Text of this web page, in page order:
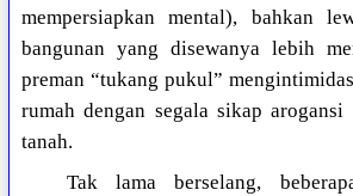
mempersiapkan mental), bahkan
bangunan yang disewanya lebih
preman “tukang pukul”
rumah dengan segala sikap arogansi
tanah.
Tak lama berselang,